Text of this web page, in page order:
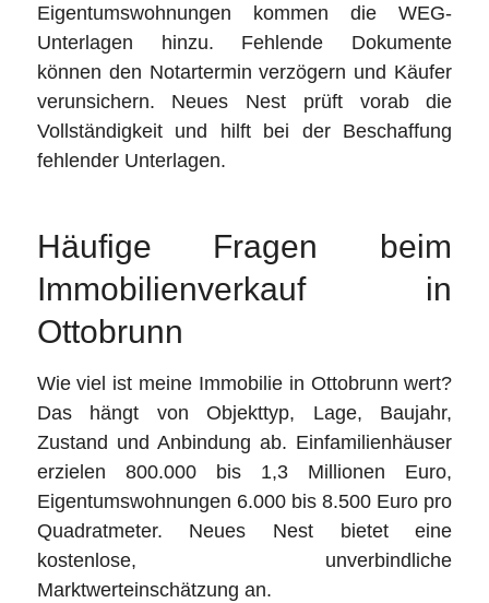
Eigentumswohnungen kommen die WEG-
Unterlagen hinzu. Fehlende Dokumente
können den Notartermin verzögern und Käufer
verunsichern. Neues Nest prüft vorab die
Vollständigkeit und hilft bei der Beschaffung
fehlender Unterlagen.
Häufige Fragen beim
Immobilienverkauf in
Ottobrunn
Wie viel ist meine Immobilie in Ottobrunn wert?
Das hängt von Objekttyp, Lage, Baujahr,
Zustand und Anbindung ab. Einfamilienhäuser
erzielen 800.000 bis 1,3 Millionen Euro,
Eigentumswohnungen 6.000 bis 8.500 Euro pro
Quadratmeter. Neues Nest bietet eine
kostenlose, unverbindliche
Marktwerteinschätzung an.